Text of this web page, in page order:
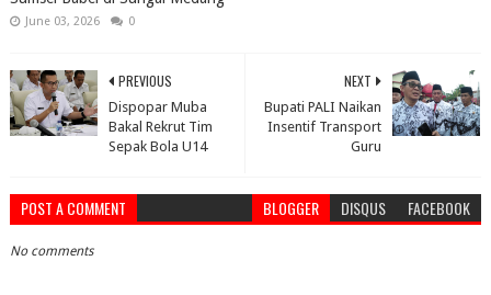
June 03, 2026 0
NEXT
Bupati PALI Naikan
Insentif Transport
Guru
PREVIOUS
Dispopar Muba
Bakal Rekrut Tim
Sepak Bola U14
POST A COMMENT BLOGGER DISQUS FACEBOOK
No comments